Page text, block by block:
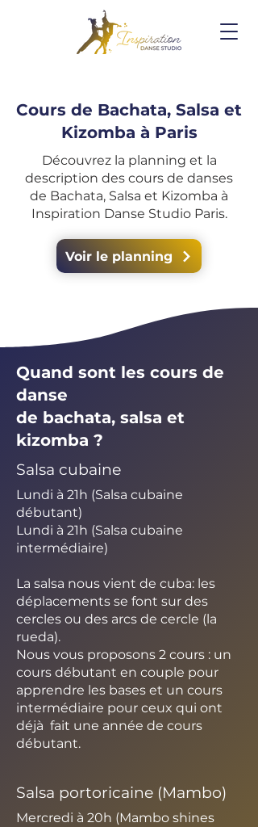
Cours de Bachata, Salsa et
Kizomba à Paris
Découvrez la planning et la
description des cours de danses
de Bachata, Salsa et Kizomba à
Inspiration Danse Studio Paris.
Voir le planning
Quand sont les cours de
danse
de bachata, salsa et
kizomba ?
Salsa cubaine
Lundi à 21h (Salsa cubaine
débutant)
Lundi à 21h (Salsa cubaine
intermédiaire)
La salsa nous vient de cuba: les
déplacements se font sur des
cercles ou des arcs de cercle (la
rueda).
Nous vous proposons 2 cours : un
cours débutant en couple pour
apprendre les bases et un cours
intermédiaire pour ceux qui ont
déjà fait une année de cours
débutant.
Salsa portoricaine (Mambo)
Mercredi à 20h (Mambo shines